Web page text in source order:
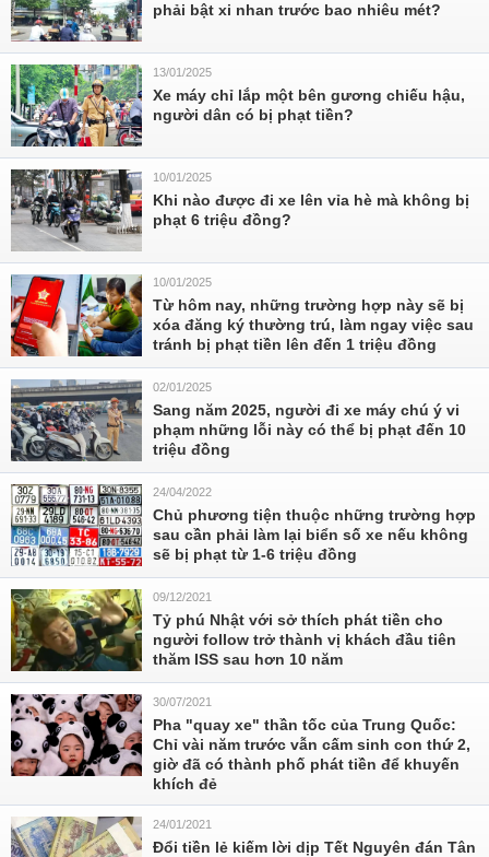
phải bật xi nhan trước bao nhiêu mét?
13/01/2025
Xe máy chỉ lắp một bên gương chiếu hậu,
người dân có bị phạt tiền?
10/01/2025
Khi nào được đi xe lên vỉa hè mà không bị
phạt 6 triệu đồng?
10/01/2025
Từ hôm nay, những trường hợp này sẽ bị
xóa đăng ký thường trú, làm ngay việc sau
tránh bị phạt tiền lên đến 1 triệu đồng
02/01/2025
Sang năm 2025, người đi xe máy chú ý vi
phạm những lỗi này có thể bị phạt đến 10
triệu đồng
24/04/2022
Chủ phương tiện thuộc những trường hợp
sau cần phải làm lại biển số xe nếu không
sẽ bị phạt từ 1-6 triệu đồng
09/12/2021
Tỷ phú Nhật với sở thích phát tiền cho
người follow trở thành vị khách đầu tiên
thăm ISS sau hơn 10 năm
30/07/2021
Pha "quay xe" thần tốc của Trung Quốc:
Chỉ vài năm trước vẫn cấm sinh con thứ 2,
giờ đã có thành phố phát tiền để khuyến
khích đẻ
24/01/2021
Đổi tiền lẻ kiếm lời dịp Tết Nguyên đán Tân